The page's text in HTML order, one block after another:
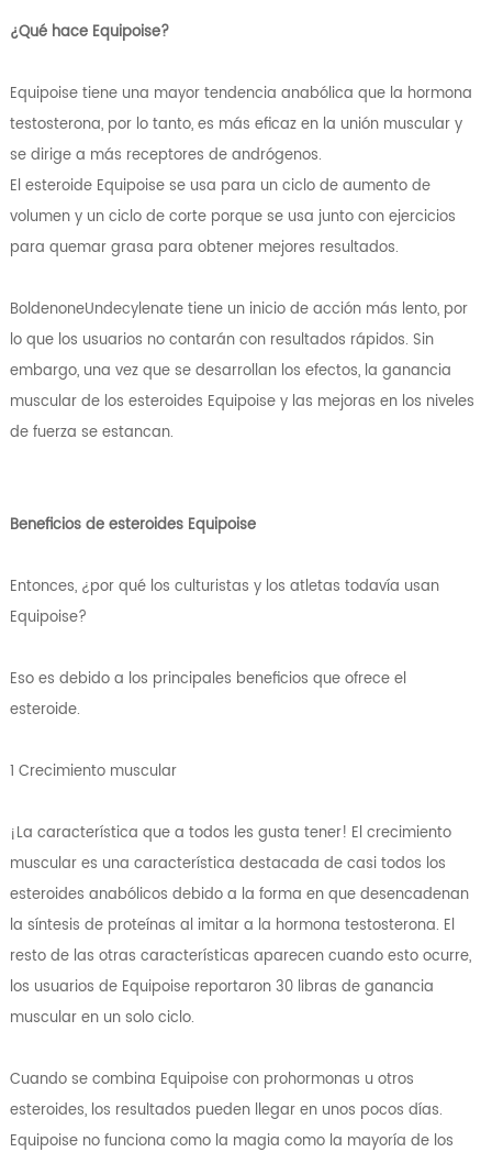
¿Qué hace Equipoise?
Equipoise tiene una mayor tendencia anabólica que la hormona
testosterona, por lo tanto, es más eficaz en la unión muscular y
se dirige a más receptores de andrógenos.
El esteroide Equipoise se usa para un ciclo de aumento de
volumen y un ciclo de corte porque se usa junto con ejercicios
para quemar grasa para obtener mejores resultados.
BoldenoneUndecylenate tiene un inicio de acción más lento, por
lo que los usuarios no contarán con resultados rápidos. Sin
embargo, una vez que se desarrollan los efectos, la ganancia
muscular de los esteroides Equipoise y las mejoras en los niveles
de fuerza se estancan.
Beneficios de esteroides Equipoise
Entonces, ¿por qué los culturistas y los atletas todavía usan
Equipoise?
Eso es debido a los principales beneficios que ofrece el
esteroide.
1 Crecimiento muscular
¡La característica que a todos les gusta tener! El crecimiento
muscular es una característica destacada de casi todos los
esteroides anabólicos debido a la forma en que desencadenan
la síntesis de proteínas al imitar a la hormona testosterona. El
resto de las otras características aparecen cuando esto ocurre,
los usuarios de Equipoise reportaron 30 libras de ganancia
muscular en un solo ciclo.
Cuando se combina Equipoise con prohormonas u otros
esteroides, los resultados pueden llegar en unos pocos días.
Equipoise no funciona como la magia como la mayoría de los